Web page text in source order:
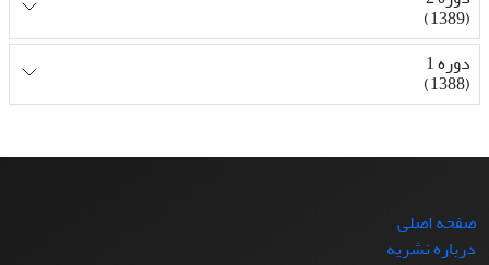
(1389)
دوره 1
(1388)
صفحه اصلی
درباره نشریه